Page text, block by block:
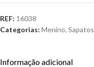
REF: 16038
Categorias: Menino, Sapatos
Informação adicional